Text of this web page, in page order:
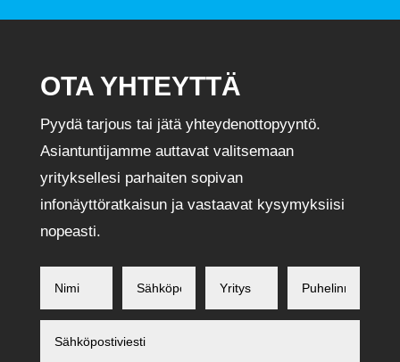
OTA YHTEYTTÄ
Pyydä tarjous tai jätä yhteydenottopyyntö.
Asiantuntijamme auttavat valitsemaan
yrityksellesi parhaiten sopivan
infonäyttöratkaisun ja vastaavat kysymyksiisi
nopeasti.